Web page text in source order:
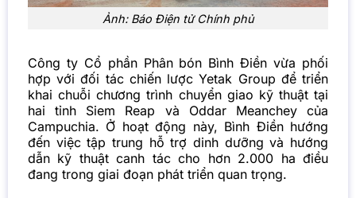
Ảnh: Báo Điện tử Chính phủ
Công ty Cổ phần Phân bón Bình Điền vừa phối
hợp với đối tác chiến lược Yetak Group để triển
khai chuỗi chương trình chuyển giao kỹ thuật tại
hai tỉnh Siem Reap và Oddar Meanchey của
Campuchia. Ở hoạt động này, Bình Điền hướng
đến việc tập trung hỗ trợ dinh dưỡng và hướng
dẫn kỹ thuật canh tác cho hơn 2.000 ha điều
đang trong giai đoạn phát triển quan trọng.